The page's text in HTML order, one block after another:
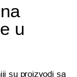
u
su proizvodi sa